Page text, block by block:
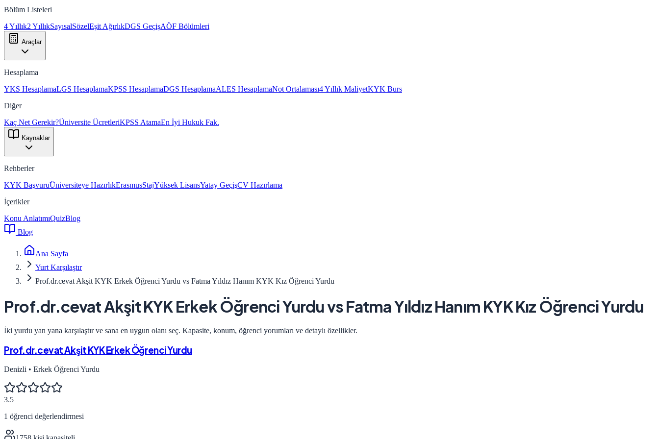
Bölüm Listeleri
4 Yıllık2 YıllıkSayısalSözelEşit AğırlıkDGS GeçişAÖF Bölümleri
Araçlar
Hesaplama
YKS HesaplamaLGS HesaplamaKPSS HesaplamaDGS HesaplamaALES HesaplamaNot Ortalaması4 Yıllık MaliyetKYK Burs
Diğer
Kaç Net Gerekir?Üniversite ÜcretleriKPSS AtamaEn İyi Hukuk Fak.
Kaynaklar
Rehberler
KYK BaşvuruÜniversiteye HazırlıkErasmusStajYüksek LisansYatay GeçişCV Hazırlama
İçerikler
Konu AnlatımıQuizBlog
Blog
Ana Sayfa
Yurt Karşılaştır
Prof.dr.cevat Akşit KYK Erkek Öğrenci Yurdu vs Fatma Yıldız Hanım KYK Kız Öğrenci Yurdu
Prof.dr.cevat Akşit KYK Erkek Öğrenci YurduvsFatma Yıldız Hanım KYK Kız Öğrenci Yurdu
İki yurdu yan yana karşılaştır ve sana en uygun olanı seç. Kapasite, konum, öğrenci yorumları ve detaylı özellikler.
Prof.dr.cevat Akşit KYK Erkek Öğrenci Yurdu
Denizli • Erkek Öğrenci Yurdu
3.5
1 öğrenci değerlendirmesi